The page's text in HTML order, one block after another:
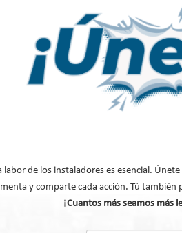
2026
de su celebración
el
la
labor de los instaladores es esencial.
y comparte cada acción. Tú también
¡Cuantos más seamos más